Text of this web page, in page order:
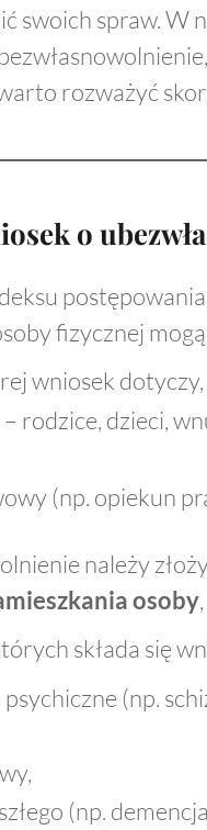
swoich spraw. W
rozważyć
o
fizycznej
wniosek dotyczy,
rodzice, dzieci,
(np. opiekun
należy
osoby
składa się
(np.
(np.